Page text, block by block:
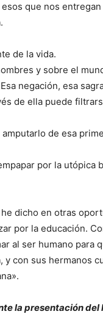
que nos
de la vida.
y sobre el
negación, esa
de ella puede
de esa
por la utópica
he dicho en otras
por la educación.
al ser humano para
con sus hermanos
la presentación del